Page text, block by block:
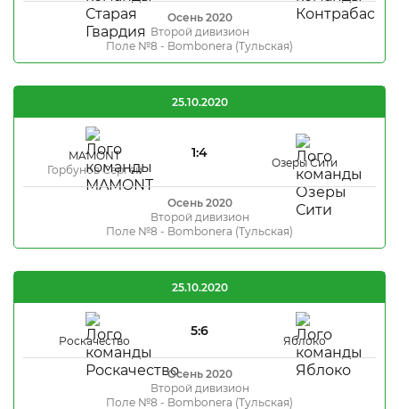
Осень 2020
Второй дивизион
Поле №8 - Bombonera (Тульская)
MAMONT
Горбунов Сергей
1:4
Озеры Сити
25.10.2020
Осень 2020
Второй дивизион
Поле №8 - Bombonera (Тульская)
Роскачество
5:6
Яблоко
25.10.2020
Осень 2020
Второй дивизион
Поле №8 - Bombonera (Тульская)